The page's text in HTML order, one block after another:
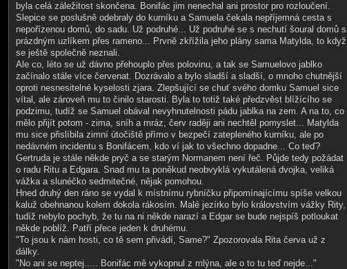
byla celá záležitost skončena. Bonifác jim nenechal ani prostor pro rozloučení.
Slepice se poslušně odebraly do kurníku a Samuela čekala nepříjemná cesta s
nepořízenou domů, do sadu. Už podruhé... Už podruhé se s nechutí šoural domů s
prázdným uzlíkem přes rameno... Prvně zkřížila jeho plány sama Matylda, to když
se ještě společně neznali.
Ale co, léto se už dávno přehouplo přes polovinu, a tak se Samuelovo jablko
začínalo stále více červenat. Dozrávalo a bylo sladší a sladší, o mnoho chutnější
oproti nesnesitelné kyselosti zjara. Zlepšující se chuť svého domku Samuel sice
vítal, ale zároveň mu to činilo starosti. Byla to totiž také předzvěst blížícího se
podzimu, tudíž se Samuel obával nevyhnutelnosti pádu jablka na zem. A na to, co
mělo přijít potom - zima, sníh a mráz, červ raději ani nechtěl pomyslet... Matylda
mu sice přislíbila zimní útočiště přímo v bezpečí zatepleného kurníku, ale po
nedávném incidentu s Bonifácem, kdo ví jak to všechno dopadne... Co teď?
Gertruda je stále někde pryč a se starým Normanem není řeč. Půjde tedy požádat
o radu Ritu a Edgara. Snad mu ta poněkud neobvyklá vykutálená dvojka, veliká
vážka a slunéčko sedmitečné, nějak pomohou.
Hned druhý den ráno se vydal k místnímu rybníčku připomínajícímu spíše velkou
kaluž obehnanou kolem dokola rákosím. Malé jezírko bylo královstvím vážky Rity,
tudíž nebylo pochyb, že tu na ni někde narazí a Edgar se bude nejspíš potloukat
někde poblíž. Patří přece jeden k druhému.
"To jsou k nám hosti, co tě sem přivádí, Same?" Zpozorovala Rita červa už z
dálky.
"No ani se neptej..... Bonifác mě vykopnul z mlýna, ale o to tu teď nejde..."